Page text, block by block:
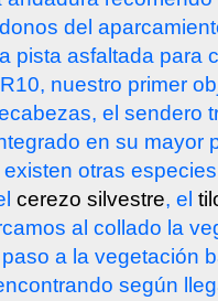
del
pista asfaltada para
nuestro primer
el sendero
en su mayor
existen otras
cerezo silvestre, el
al collado la
a la vegetación
según